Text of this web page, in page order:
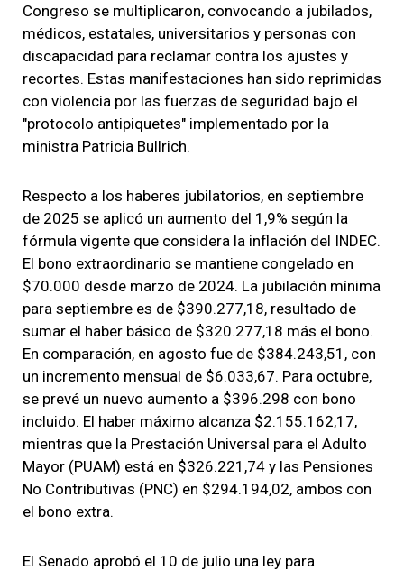
Congreso se multiplicaron, convocando a jubilados,
médicos, estatales, universitarios y personas con
discapacidad para reclamar contra los ajustes y
recortes. Estas manifestaciones han sido reprimidas
con violencia por las fuerzas de seguridad bajo el
"protocolo antipiquetes" implementado por la
ministra Patricia Bullrich.
Respecto a los haberes jubilatorios, en septiembre
de 2025 se aplicó un aumento del 1,9% según la
fórmula vigente que considera la inflación del INDEC.
El bono extraordinario se mantiene congelado en
$70.000 desde marzo de 2024. La jubilación mínima
para septiembre es de $390.277,18, resultado de
sumar el haber básico de $320.277,18 más el bono.
En comparación, en agosto fue de $384.243,51, con
un incremento mensual de $6.033,67. Para octubre,
se prevé un nuevo aumento a $396.298 con bono
incluido. El haber máximo alcanza $2.155.162,17,
mientras que la Prestación Universal para el Adulto
Mayor (PUAM) está en $326.221,74 y las Pensiones
No Contributivas (PNC) en $294.194,02, ambos con
el bono extra.
El Senado aprobó el 10 de julio una ley para